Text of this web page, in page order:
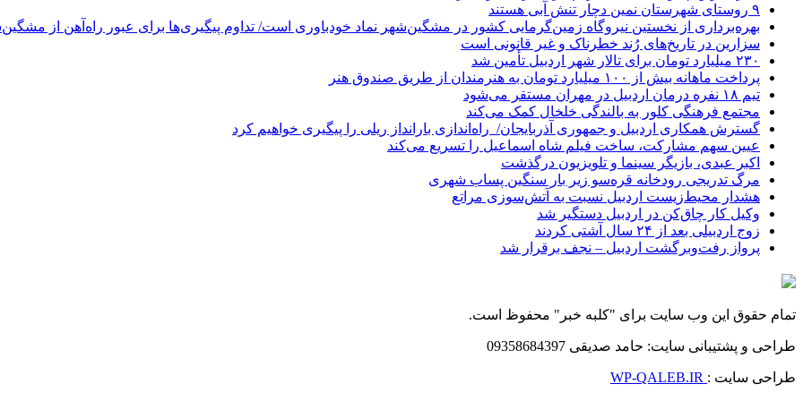
۹ روستای شهرستان نمین دچار تنش آبی هستند
بهره‌برداری از نخستین نیروگاه زمین‌گرمایی کشور در مشگین‌شهر نماد خودباوری است/ تداوم پیگیری‌ها برای عبور راه‌آهن از
سزارین در تاریخ‌های رُند خطرناک و غیر قانونی است
۲۳۰ میلیارد تومان برای تالار شهر اردبیل تأمین شد
پرداخت ماهانه بیش از ۱۰۰ میلیارد تومان به هنرمندان از طریق صندوق هنر
تیم ۱۸ نفره درمان اردبیل در مهران مستقر می‌شود
مجتمع فرهنگی کلور به بالندگی خلخال کمک می‌کند
گسترش همکاری اردبیل و جمهوری آذربایجان/ راه‌اندازی بارانداز ریلی را پیگیری خواهیم کرد
عیین سهم مشارکت، ساخت فیلم شاه‌ اسماعیل را تسریع می‌کند
اکبر عبدی، بازیگر سینما و تلویزیون درگذشت
مرگ تدریجی رودخانه قره‌سو زیر بار سنگین پساب شهری
هشدار محیط‌زیست اردبیل نسبت به آتش‌سوزی مراتع
وکیل کار چاق‌کن در اردبیل دستگیر شد
زوج اردبیلی بعد از ۲۴ سال آشتی کردند
پرواز رفت‌وبرگشت اردبیل – نجف برقرار شد
تمام حقوق این وب سایت برای "کلبه خبر" محفوظ است.
طراحی و پشتیبانی سایت: حامد صدیقی 09358684397
طراحی سایت :